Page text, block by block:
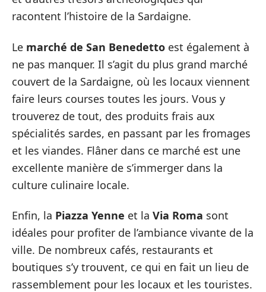
racontent l’histoire de la Sardaigne.
Le marché de San Benedetto est également à
ne pas manquer. Il s’agit du plus grand marché
couvert de la Sardaigne, où les locaux viennent
faire leurs courses toutes les jours. Vous y
trouverez de tout, des produits frais aux
spécialités sardes, en passant par les fromages
et les viandes. Flâner dans ce marché est une
excellente manière de s’immerger dans la
culture culinaire locale.
Enfin, la Piazza Yenne et la Via Roma sont
idéales pour profiter de l’ambiance vivante de la
ville. De nombreux cafés, restaurants et
boutiques s’y trouvent, ce qui en fait un lieu de
rassemblement pour les locaux et les touristes.